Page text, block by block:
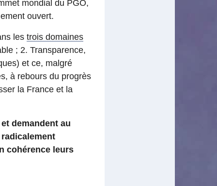
mondial du PGO,
ouvert.
les trois domaines
; 2. Transparence,
et ce, malgré
à rebours du progrès
la France et la
demandent au
cohérence leurs